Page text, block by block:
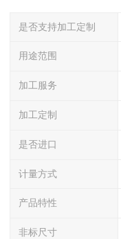
是否支持加工定制
用途范围
加工服务
加工定制
是否进口
计量方式
产品特性
非标尺寸